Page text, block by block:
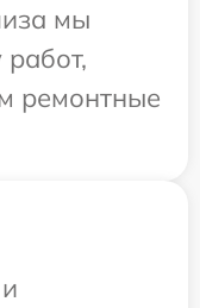
мы
ремонтные